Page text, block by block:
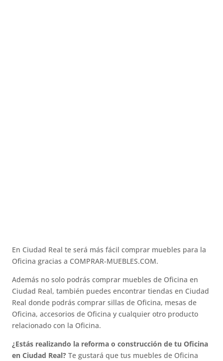
En Ciudad Real te será más fácil comprar muebles para la
Oficina gracias a COMPRAR-MUEBLES.COM.
Además no solo podrás comprar muebles de Oficina en
Ciudad Real, también puedes encontrar tiendas en Ciudad
Real donde podrás comprar sillas de Oficina, mesas de
Oficina, accesorios de Oficina y cualquier otro producto
relacionado con la Oficina.
¿Estás realizando la reforma o construcción de tu Oficina
en Ciudad Real? Te gustará que tus muebles de Oficina